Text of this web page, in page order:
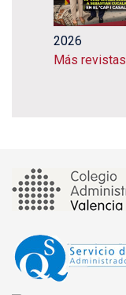
2026
Más revistas